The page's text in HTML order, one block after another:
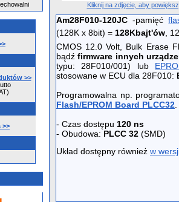
>>
>>
Kliknij na zdjęcie, aby
Am28F010-120JC -pamięć
(128K x 8bit) = 128Kbajt'ów ,
CMOS 12.0 Volt, Bulk Erase
bądźfirmware innych
typu: 28F010/001) lub
stosowane w ECU dla 28F010:
Programowalna np.
Flash/EPROM Board PLCC32
- Czas dostępu 120 ns
- Obudowa: PLCC 32 (SMD)
Układ dostępny również w